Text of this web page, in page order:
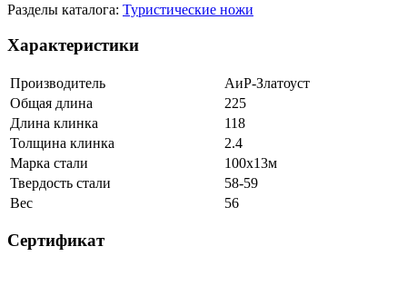
Разделы каталога: Туристические ножи
Характеристики
Производитель
АиР-Златоуст
Общая длина
225
Длина клинка
118
Толщина клинка
2.4
Марка стали
100х13м
Твердость стали
58-59
Вес
56
Сертификат